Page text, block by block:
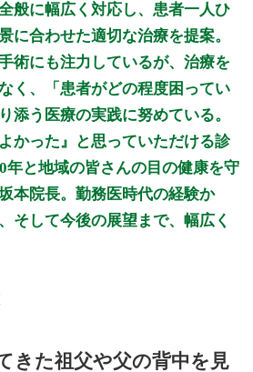
般に幅広く対応し、患者一人ひ
に合わせた適切な治療を提案。
術にも注力しているが、治療を
く、「患者がどの程度困ってい
添う医療の実践に努めている。
かった』と思っていただける診
年と地域の皆さんの目の健康を守
本院長。勤務医時代の経験か
そして今後の展望まで、幅広く
きた祖父や父の背中を見